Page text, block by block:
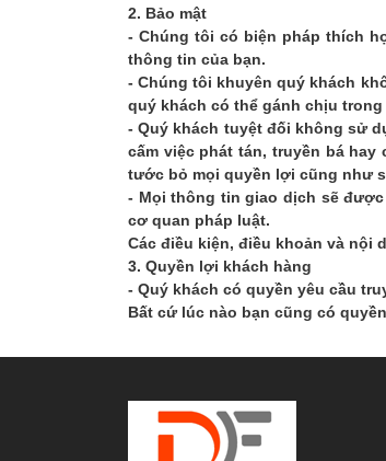
2. Bảo mật
- Chúng tôi có biện pháp thích
thông tin của bạn.
- Chúng tôi khuyên quý khách
quý khách có thể gánh chịu
- Quý khách tuyệt đối không sử
cấm việc phát tán, truyền bá
tước bỏ mọi quyền lợi cũng như
- Mọi thông tin giao dịch sẽ
cơ quan pháp luật.
Các điều kiện, điều khoản và nội
3. Quyền lợi khách hàng
- Quý khách có quyền yêu cầu
Bất cứ lúc nào bạn cũng có